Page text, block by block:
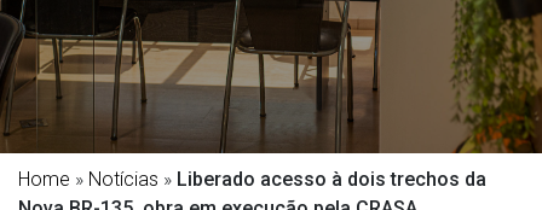
Home » Notícias » Liberado acesso à dois trechos da